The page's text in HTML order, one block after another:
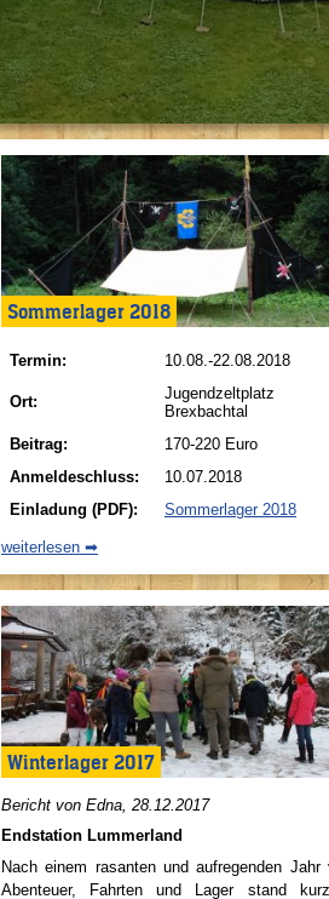
Sommerlager 2018
Termin: 10.08.-22.08.2018
Ort:
Jugendzeltplatz
Brexbachtal
Beitrag:
170-220 Euro
Anmeldeschluss:
10.07.2018
Einladung (PDF):
Sommerlager 2018
weiterlesen ➡
Winterlager 2017
Bericht von Edna, 28.12.2017
Endstation Lummerland
Nach einem rasanten und aufregenden Jahr
Abenteuer, Fahrten und Lager stand